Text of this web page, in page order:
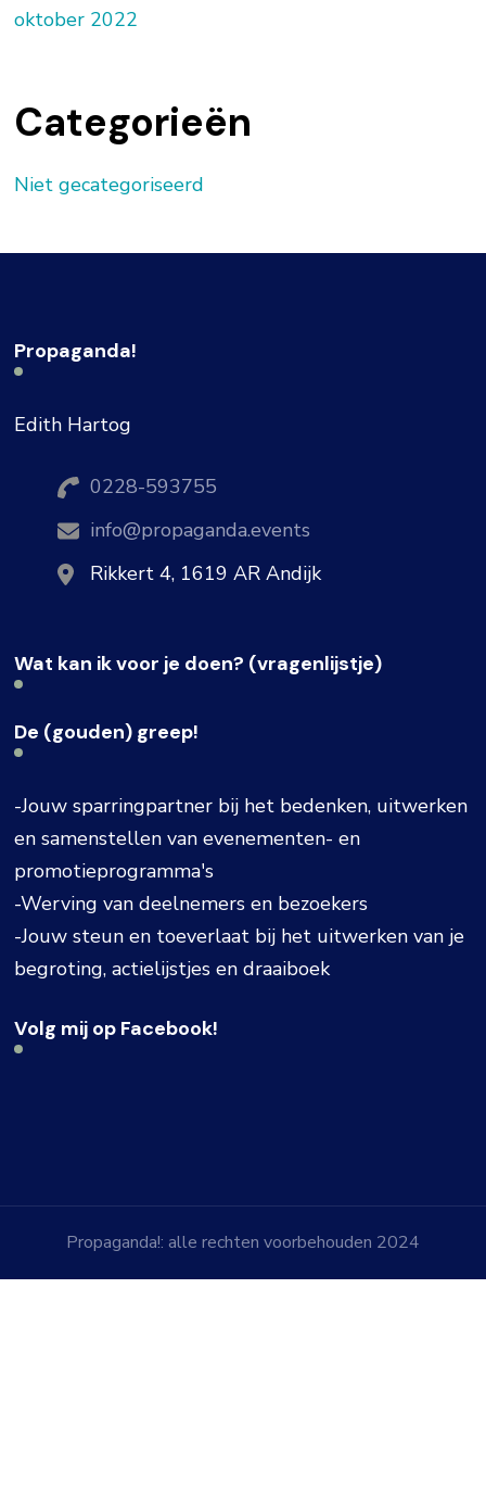
oktober 2022
Categorieën
Niet gecategoriseerd
Propaganda!
Edith Hartog
0228-593755
info@propaganda.events
Rikkert 4, 1619 AR Andijk
Wat kan ik voor je doen? (vragenlijstje)
De (gouden) greep!
-Jouw sparringpartner bij het bedenken, uitwerken
en samenstellen van evenementen- en
promotieprogramma's
-Werving van deelnemers en bezoekers
-Jouw steun en toeverlaat bij het uitwerken van je
begroting, actielijstjes en draaiboek
Volg mij op Facebook!
Propaganda!: alle rechten voorbehouden 2024